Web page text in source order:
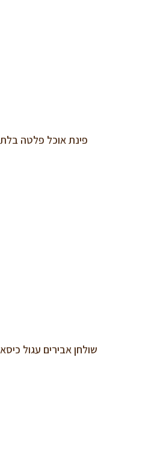
פינת אוכל פלטה בלתי
שולחן אבירים עגול